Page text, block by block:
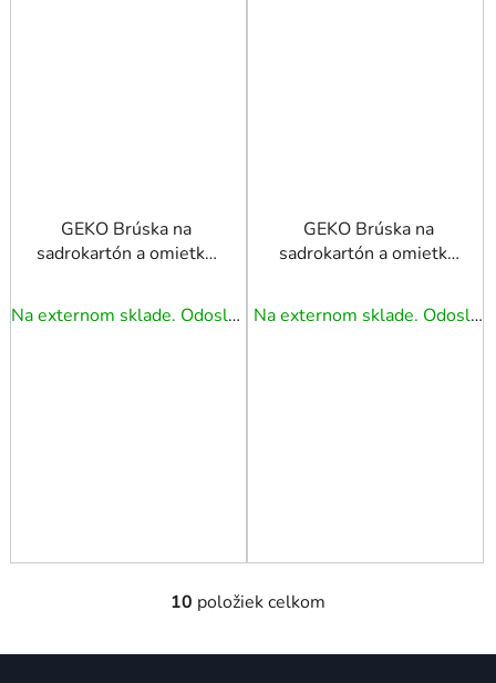
GEKO Brúska na
sadrokartón a omietku
LED
Na externom sklade. Odoslanie 5 - 7 prac. dní.
GEKO Brúska na
sadrokartón a omietku
trojuholníková hlava
Na externom sklade. Odoslanie 5 - 7 prac. dní.
O
l
10 položiek celkom